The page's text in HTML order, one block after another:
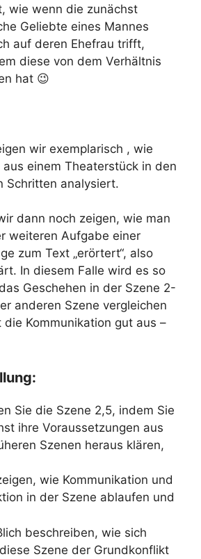
wie wenn die zunächst
Geliebte eines Mannes
auf deren Ehefrau trifft,
diese von dem Verhältnis
hat 😉
wir exemplarisch , wie
aus einem Theaterstück in den
Schritten analysiert.
dann noch zeigen, wie man
weiteren Aufgabe einer
zum Text „erörtert“, also
In diesem Falle wird es so
Geschehen in der Szene 2-
anderen Szene vergleichen
die Kommunikation gut aus –
Sie die Szene 2,5, indem Sie
ihre Voraussetzungen aus
Szenen heraus klären,
wie Kommunikation und
in der Szene ablaufen und
beschreiben, wie sich
Szene der Grundkonflikt